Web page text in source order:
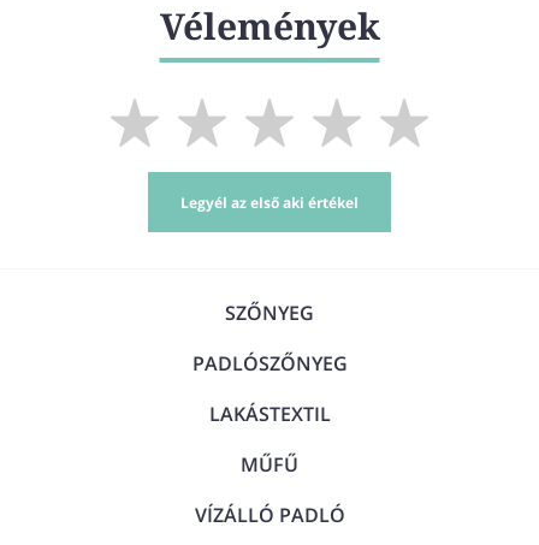
Vélemények
Legyél az első aki értékel
SZŐNYEG
PADLÓSZŐNYEG
LAKÁSTEXTIL
MŰFŰ
VÍZÁLLÓ PADLÓ